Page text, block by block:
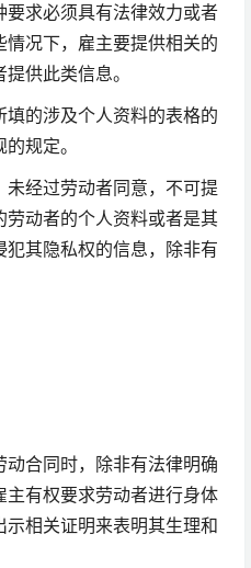
要求必须具有法律效力或者
况下，雇主要提供相关的
供此类信息。
的涉及个人资料的表格的
规定。
经过劳动者同意，不可提
动者的个人资料或者是其
其隐私权的信息，除非有
合同时，除非有法律明确
有权要求劳动者进行身体
相关证明来表明其生理和